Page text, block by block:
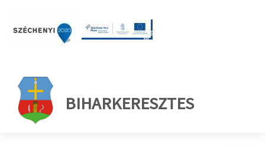
BIHARKERESZTES